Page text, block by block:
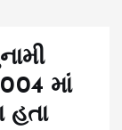
માં
હતા